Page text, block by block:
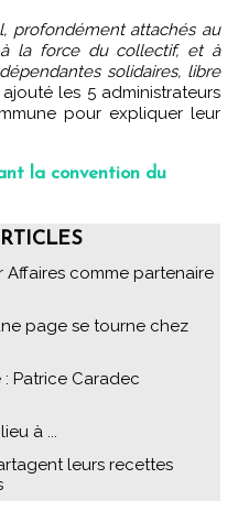
profondément attachés au
à la force du collectif, et à
solidaires, libre
les 5 administrateurs
pour expliquer leur
la convention du
comme partenaire
page se tourne chez
: Patrice Caradec
à ...
leurs recettes